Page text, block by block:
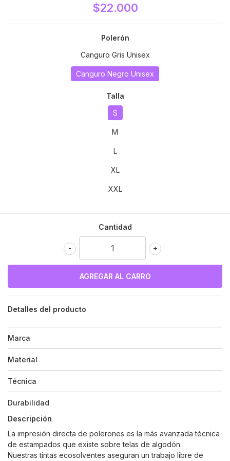
$22.000
Polerón
Canguro Gris Unisex
Canguro Negro Unisex
Talla
S
M
L
XL
XXL
Cantidad
+
-
Detalles del producto
Marca
Material
Técnica
Durabilidad
Descripción
La impresión directa de polerones es la más avanzada técnica
de estampados que existe sobre telas de algodón.
Nuestras tintas ecosolventes aseguran un trabajo libre de